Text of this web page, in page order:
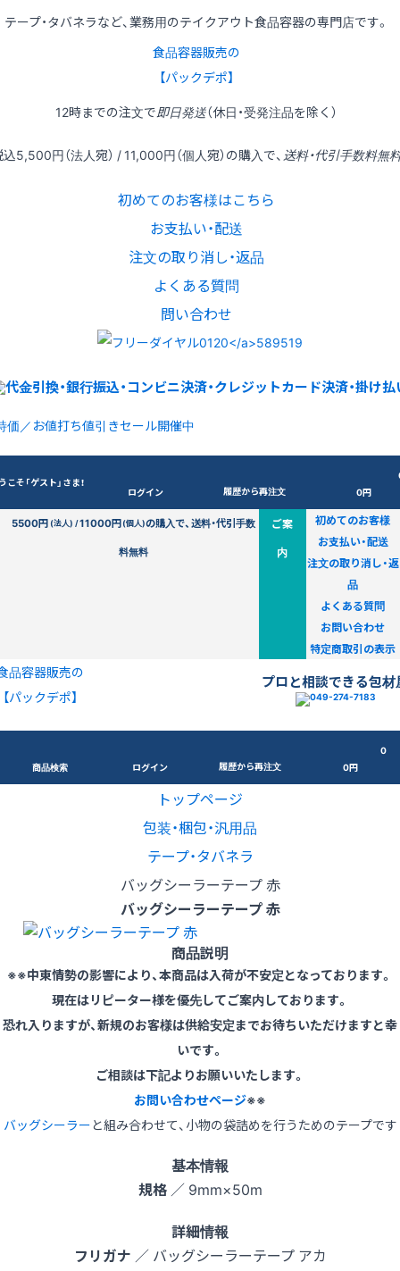
テープ・タバネラなど、業務用のテイクアウト食品容器の専門店です。
食品容器販売の
【パックデポ】
12時までの注文で即日発送（休日・受発注品を除く）
込5,500円（法人宛） / 11,000円（個人宛）の購入で、 送料・代引手数料無
初めてのお客様はこちら
お支払い・配送
注文の取り消し・返品
よくある質問
問い合わせ
価／お値打ち値引きセール開催中
こそ「ゲスト」さま！
ログイン 履歴から再注文
0円
5500円(法人) /11000円(個人)の購入で、送料・代引手数
料無料
ご案
内
初めてのお客様
お支払い・配送
注文の取り消し・返
品
よくある質問
お問い合わせ
特定商取引の表示
品容器販売の
【パックデポ】
プロと相談できる包材
商品検索 ログイン 履歴から再注文
0
0円
トップページ
包装・梱包・汎用品
テープ・タバネラ
バッグシーラーテープ 赤
バッグシーラーテープ 赤
商品説明
※※中東情勢の影響により、本商品は入荷が不安定となっております。
現在はリピーター様を優先してご案内しております。
恐れ入りますが、新規のお客様は供給安定までお待ちいただけますと幸
いです。
ご相談は下記よりお願いいたします。
お問い合わせページ※※
バッグシーラーと組み合わせて、小物の袋詰めを行うためのテープです
基本情報
規格／ 9mm×50m
詳細情報
フリガナ ／ バッグシーラーテープ アカ